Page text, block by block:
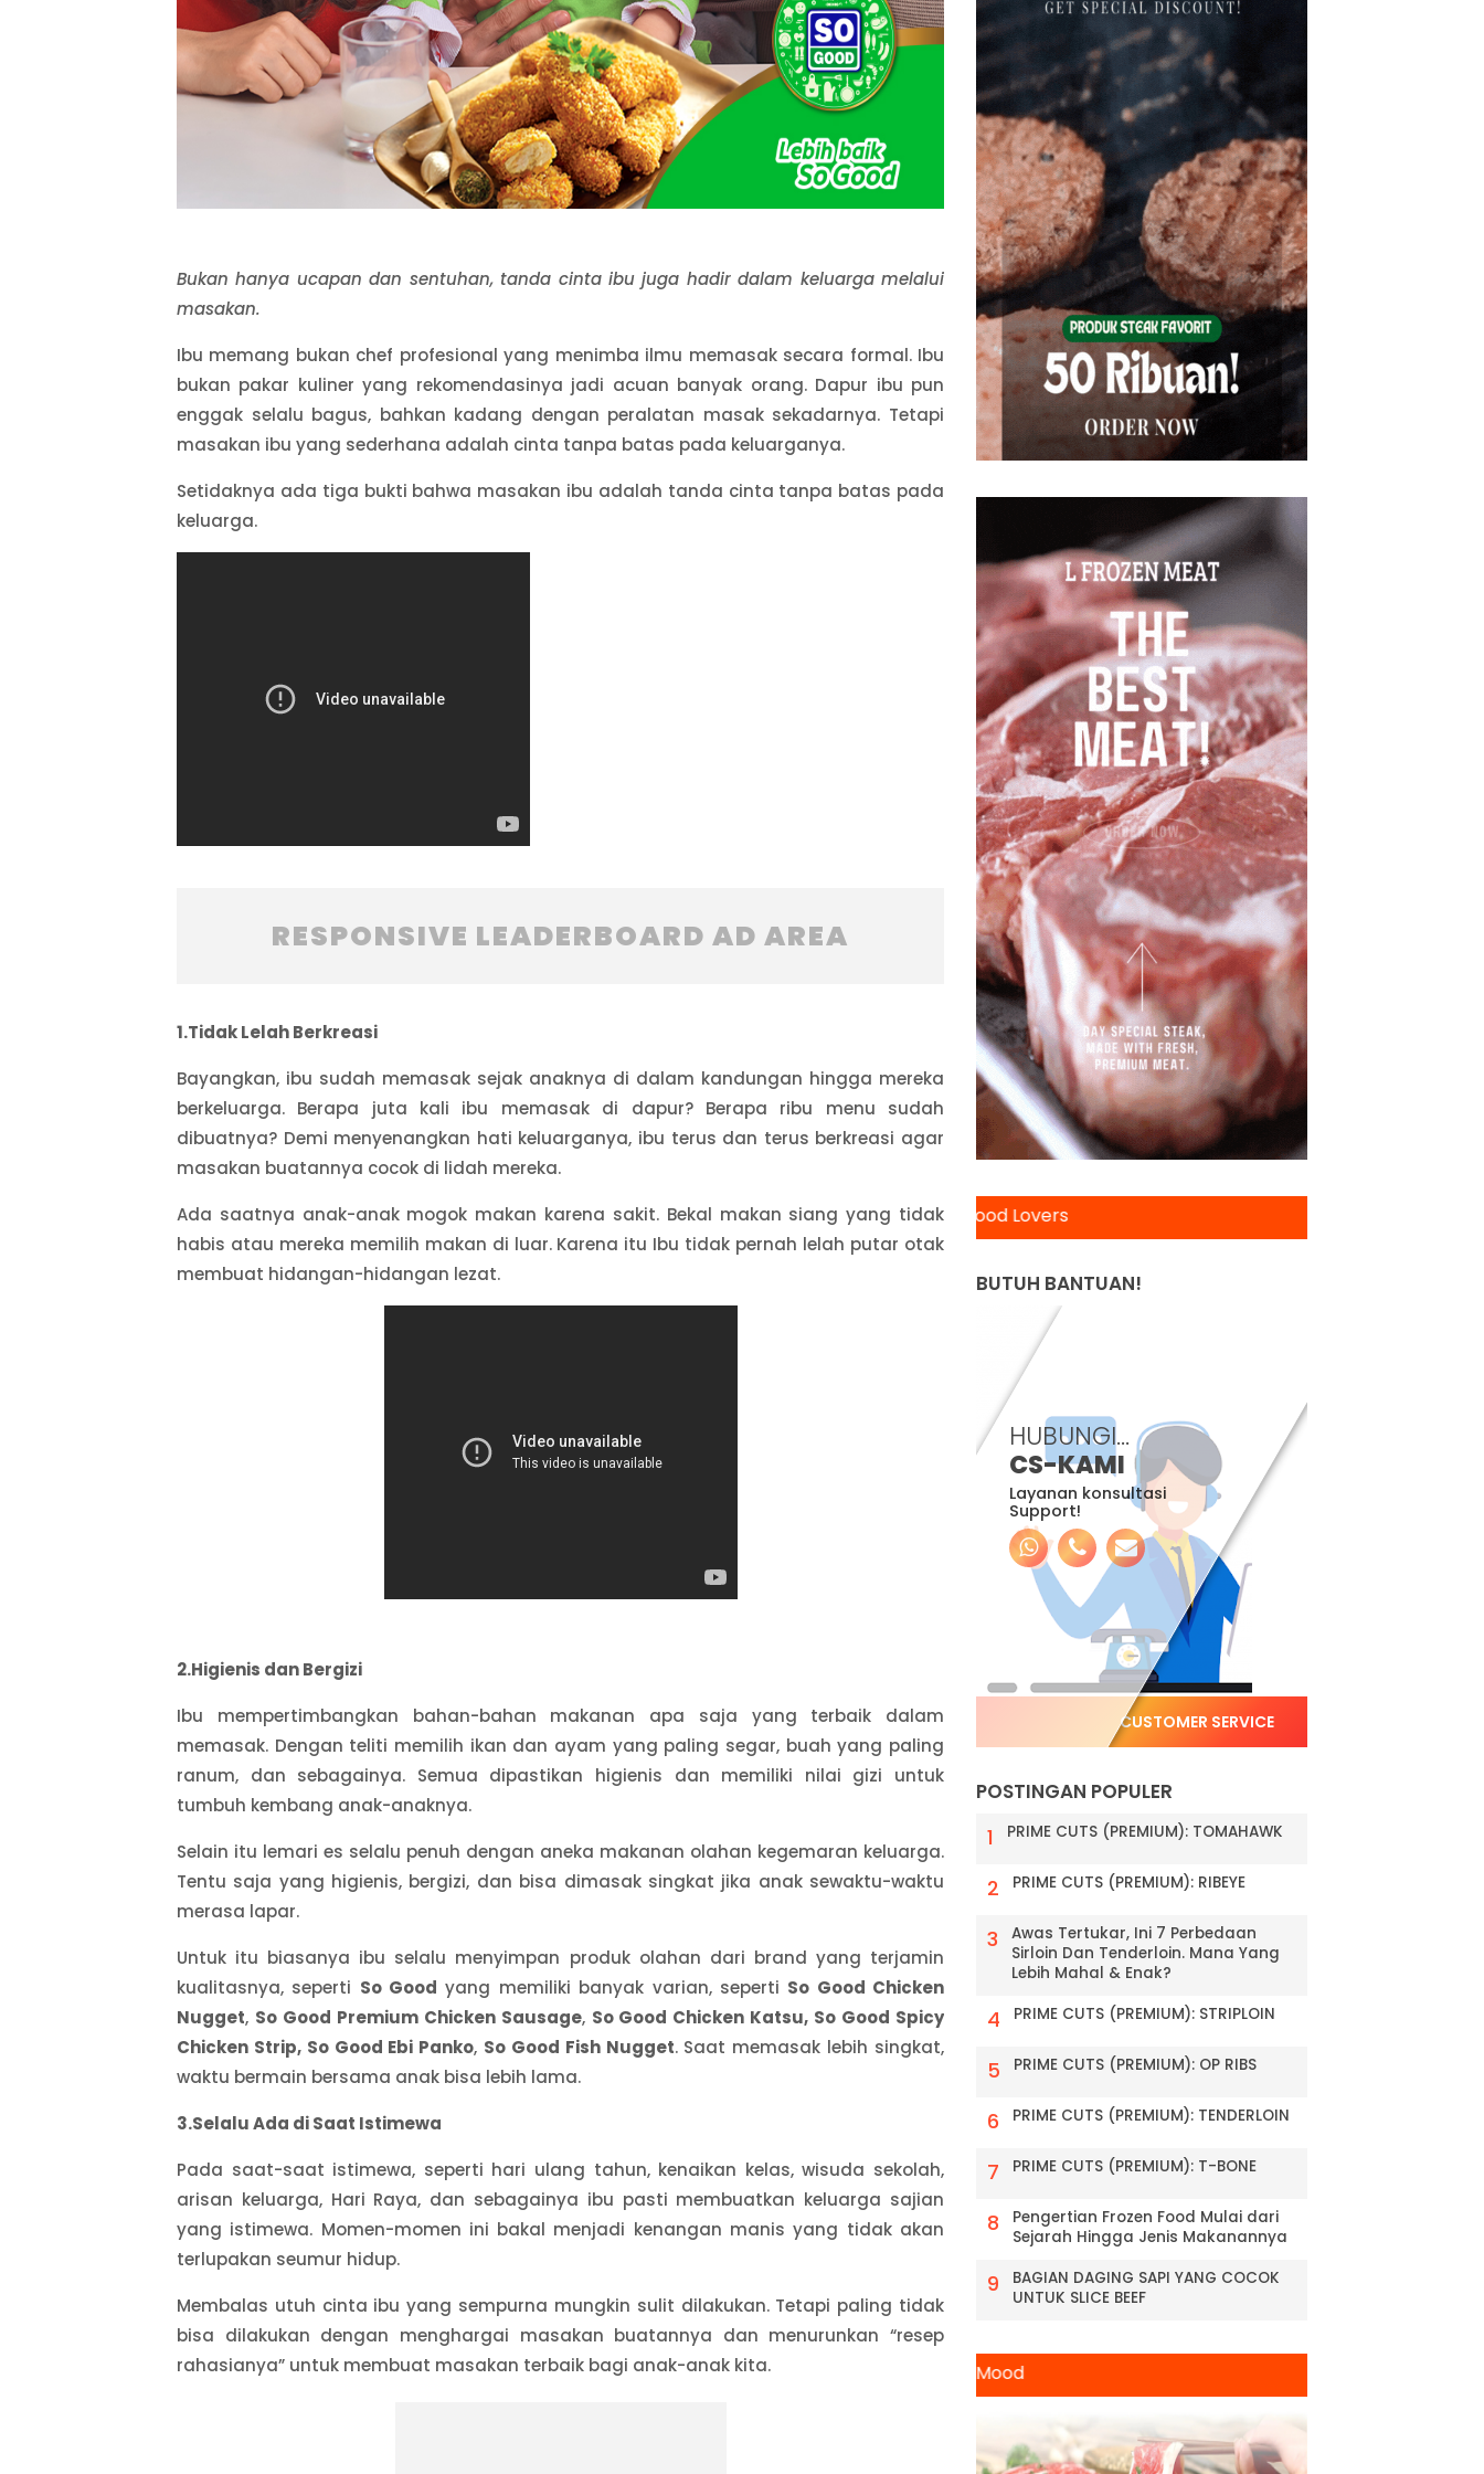
Bukan hanya ucapan dan sentuhan, tanda cinta ibu juga hadir dalam keluarga melalui
masakan.
Ibu memang bukan chef profesional yang menimba ilmu memasak secara formal. Ibu
bukan pakar kuliner yang rekomendasinya jadi acuan banyak orang. Dapur ibu pun
enggak selalu bagus, bahkan kadang dengan peralatan masak sekadarnya. Tetapi
masakan ibu yang sederhana adalah cinta tanpa batas pada keluarganya.
Setidaknya ada tiga bukti bahwa masakan ibu adalah tanda cinta tanpa batas pada
keluarga.
RESPONSIVE LEADERBOARD AD AREA
1.Tidak Lelah Berkreasi
Bayangkan, ibu sudah memasak sejak anaknya di dalam kandungan hingga mereka
berkeluarga. Berapa juta kali ibu memasak di dapur? Berapa ribu menu sudah
dibuatnya? Demi menyenangkan hati keluarganya, ibu terus dan terus berkreasi agar
masakan buatannya cocok di lidah mereka.
Ada saatnya anak-anak mogok makan karena sakit. Bekal makan siang yang tidak
habis atau mereka memilih makan di luar. Karena itu Ibu tidak pernah lelah putar otak
membuat hidangan-hidangan lezat.
2.Higienis dan Bergizi
Ibu mempertimbangkan bahan-bahan makanan apa saja yang terbaik dalam
memasak. Dengan teliti memilih ikan dan ayam yang paling segar, buah yang paling
ranum, dan sebagainya. Semua dipastikan higienis dan memiliki nilai gizi untuk
tumbuh kembang anak-anaknya.
Selain itu lemari es selalu penuh dengan aneka makanan olahan kegemaran keluarga.
Tentu saja yang higienis, bergizi, dan bisa dimasak singkat jika anak sewaktu-waktu
merasa lapar.
Untuk itu biasanya ibu selalu menyimpan produk olahan dari brand yang terjamin
kualitasnya, seperti So Good yang memiliki banyak varian, seperti So Good Chicken
Nugget, So Good Premium Chicken Sausage, So Good Chicken Katsu, So Good Spicy
Chicken Strip, So Good Ebi Panko, So Good Fish Nugget. Saat memasak lebih singkat,
waktu bermain bersama anak bisa lebih lama.
3.Selalu Ada di Saat Istimewa
Pada saat-saat istimewa, seperti hari ulang tahun, kenaikan kelas, wisuda sekolah,
arisan keluarga, Hari Raya, dan sebagainya ibu pasti membuatkan keluarga sajian
yang istimewa. Momen-momen ini bakal menjadi kenangan manis yang tidak akan
terlupakan seumur hidup.
Membalas utuh cinta ibu yang sempurna mungkin sulit dilakukan. Tetapi paling tidak
bisa dilakukan dengan menghargai masakan buatannya dan menurunkan “resep
rahasianya” untuk membuat masakan terbaik bagi anak-anak kita.
BUTUH BANTUAN!
HUBUNGI...
CS-KAMI
Layanan konsultasi
Support!
CUSTOMER SERVICE
POSTINGAN POPULER
PRIME CUTS (PREMIUM): TOMAHAWK
PRIME CUTS (PREMIUM): RIBEYE
Awas Tertukar, Ini 7 Perbedaan
Sirloin Dan Tenderloin. Mana Yang
Lebih Mahal & Enak?
PRIME CUTS (PREMIUM): STRIPLOIN
PRIME CUTS (PREMIUM): OP RIBS
PRIME CUTS (PREMIUM): TENDERLOIN
PRIME CUTS (PREMIUM): T-BONE
Pengertian Frozen Food Mulai dari
Sejarah Hingga Jenis Makanannya
BAGIAN DAGING SAPI YANG COCOK
UNTUK SLICE BEEF